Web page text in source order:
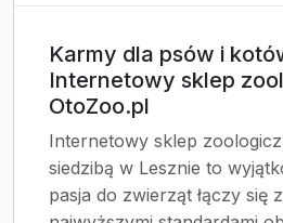
Karmy dla psów i
Internetowy sklep
OtoZoo.pl
Internetowy sklep
siedzibą w Lesznie to
pasja do zwierząt łączy się